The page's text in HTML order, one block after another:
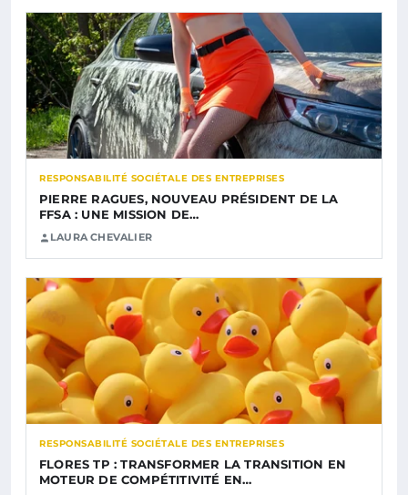
RESPONSABILITÉ SOCIÉTALE DES ENTREPRISES
PIERRE RAGUES, NOUVEAU PRÉSIDENT DE LA
FFSA : UNE MISSION DE…
LAURA CHEVALIER
RESPONSABILITÉ SOCIÉTALE DES ENTREPRISES
FLORES TP : TRANSFORMER LA TRANSITION EN
MOTEUR DE COMPÉTITIVITÉ EN…